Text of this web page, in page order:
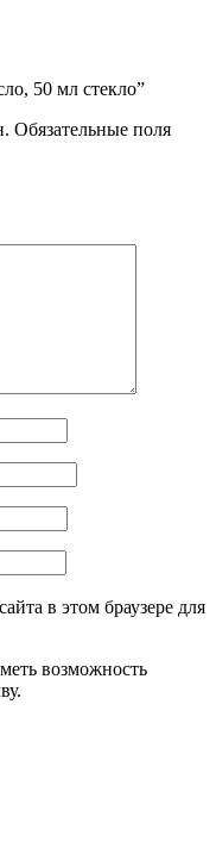
50 мл стекло”
Обязательные поля
в этом браузере для
возможность